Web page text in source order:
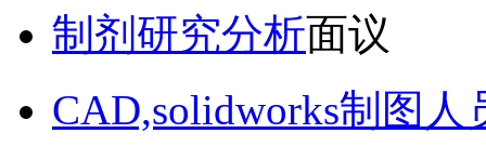
制剂研究分析面议
CAD,solidworks制图人